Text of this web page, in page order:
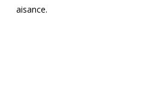
aisance.